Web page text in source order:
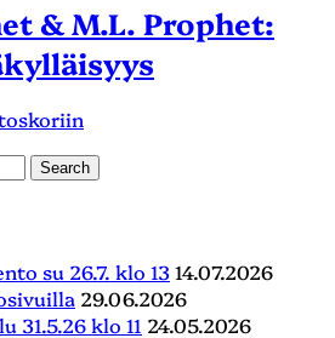
& M.L. Prophet:
su 26.7. klo 1314.07.2026
29.06.2026
31.5.26 klo 11 24.05.2026